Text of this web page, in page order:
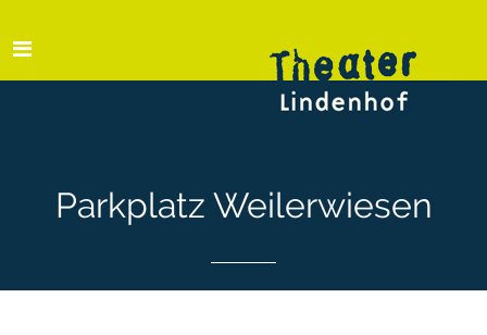
Parkplatz Weilerwiesen